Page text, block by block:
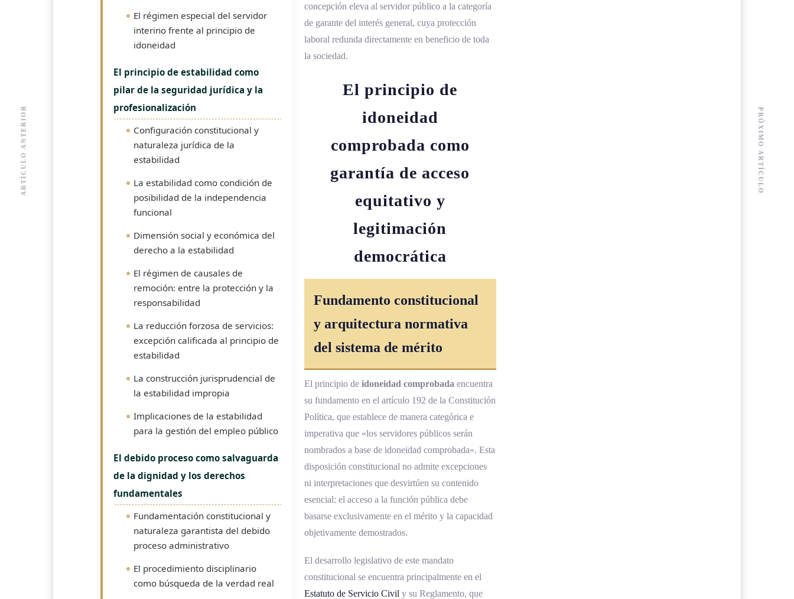
El régimen especial del servidor
interino frente al principio de
idoneidad
El principio de estabilidad como
pilar de la seguridad jurídica y la
profesionalización
Configuración constitucional y
naturaleza jurídica de la
estabilidad
La estabilidad como condición de
posibilidad de la independencia
funcional
Dimensión social y económica del
derecho a la estabilidad
El régimen de causales de
remoción: entre la protección y la
responsabilidad
La reducción forzosa de servicios:
excepción calificada al principio de
estabilidad
La construcción jurisprudencial de
la estabilidad impropia
Implicaciones de la estabilidad
para la gestión del empleo público
El debido proceso como salvaguarda
de la dignidad y los derechos
fundamentales
Fundamentación constitucional y
naturaleza garantista del debido
proceso administrativo
El procedimiento disciplinario
como búsqueda de la verdad real
concepción eleva al servidor público a la categoría
de garante del interés general, cuya protección
laboral redunda directamente en beneficio de toda
la sociedad.
El principio de
idoneidad
comprobada como
garantía de acceso
equitativo y
legitimación
democrática
Fundamento constitucional
y arquitectura normativa
del sistema de mérito
El principio de idoneidad comprobada encuentra
su fundamento en el artículo 192 de la Constitución
Política, que establece de manera categórica e
imperativa que «los servidores públicos serán
nombrados a base de idoneidad comprobada». Esta
disposición constitucional no admite excepciones
ni interpretaciones que desvirtúen su contenido
esencial: el acceso a la función pública debe
basarse exclusivamente en el mérito y la capacidad
objetivamente demostrados.
El desarrollo legislativo de este mandato
constitucional se encuentra principalmente en el
Estatuto de Servicio Civil y su Reglamento, que
ARTÍCULO ANTERIOR PRÓXIMO ARTÍCULO